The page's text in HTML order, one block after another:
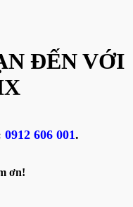
ĐẾN VỚI
0912 606 001.
ơn!